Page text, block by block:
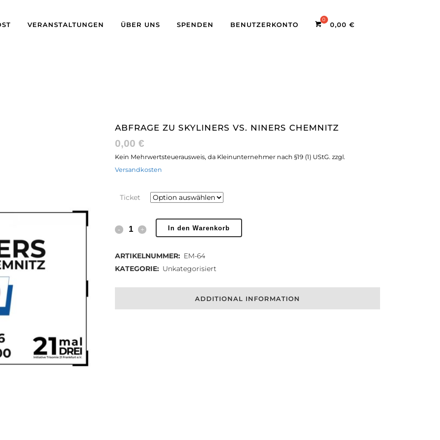
VERANSTALTUNGEN ÜBER UNS SPENDEN BENUTZERKONTO 0,00 €
ABFRAGE ZU SKYLINERS VS. NINERS CHEMNITZ
0,00 €
Kein Mehrwertsteuerausweis, da Kleinunternehmer nach §19 (1) UStG. zzgl.
Versandkosten
Ticket
Abfrage
SKYLINERS
In den Warenkorb
ARTIKELNUMMER: EM-64
KATEGORIE: Unkategorisiert
ADDITIONAL INFORMATION